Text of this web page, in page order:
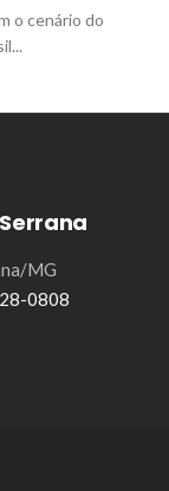
o cenário do
MG
0808